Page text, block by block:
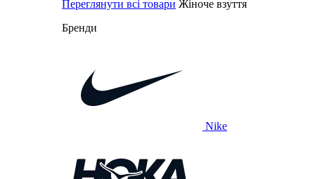
Переглянути всі товари Жіноче взуття
Бренди
Nike